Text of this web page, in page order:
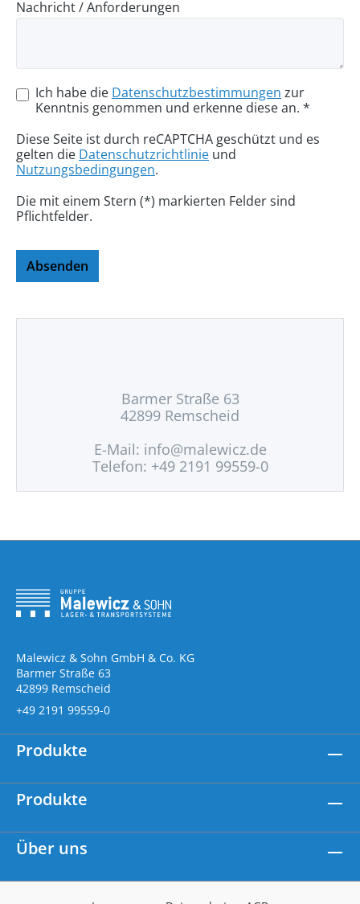
Nachricht / Anforderungen
Ich habe die Datenschutzbestimmungen zur
Kenntnis genommen und erkenne diese an. *
Diese Seite ist durch reCAPTCHA geschützt und es
gelten die Datenschutzrichtlinie und
Nutzungsbedingungen.
Die mit einem Stern (*) markierten Felder sind
Pflichtfelder.
Absenden
Barmer Straße 63
42899 Remscheid
E-Mail: info@malewicz.de
Telefon: +49 2191 99559-0
Malewicz & Sohn GmbH & Co. KG
Barmer Straße 63
42899 Remscheid
+49 2191 99559-0
Produkte
Produkte
Über uns